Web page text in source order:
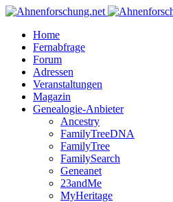
Home
Fernabfrage
Forum
Adressen
Veranstaltungen
Magazin
Genealogie-Anbieter
Ancestry
FamilyTreeDNA
FamilyTree
FamilySearch
Geneanet
23andMe
MyHeritage